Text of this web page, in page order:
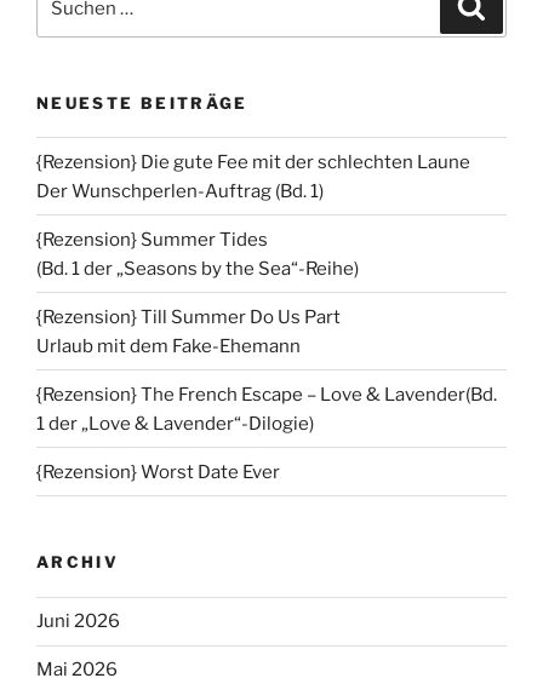
nach:
NEUESTE BEITRÄGE
{Rezension} Die gute Fee mit der schlechten Laune
Der Wunschperlen-Auftrag (Bd. 1)
{Rezension} Summer Tides
(Bd. 1 der „Seasons by the Sea“-Reihe)
{Rezension} Till Summer Do Us Part
Urlaub mit dem Fake-Ehemann
{Rezension} The French Escape – Love & Lavender(Bd.
1 der „Love & Lavender“-Dilogie)
{Rezension} Worst Date Ever
ARCHIV
Juni 2026
Mai 2026